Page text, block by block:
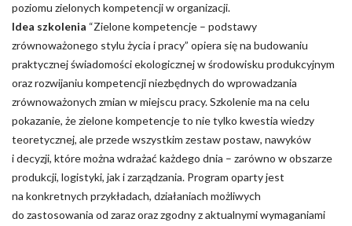
poziomu zielonych kompetencji w organizacji.
Idea szkolenia “Zielone kompetencje – podstawy
zrównoważonego stylu życia i pracy” opiera się na budowaniu
praktycznej świadomości ekologicznej w środowisku produkcyjnym
oraz rozwijaniu kompetencji niezbędnych do wprowadzania
zrównoważonych zmian w miejscu pracy. Szkolenie ma na celu
pokazanie, że zielone kompetencje to nie tylko kwestia wiedzy
teoretycznej, ale przede wszystkim zestaw postaw, nawyków
i decyzji, które można wdrażać każdego dnia – zarówno w obszarze
produkcji, logistyki, jak i zarządzania. Program oparty jest
na konkretnych przykładach, działaniach możliwych
do zastosowania od zaraz oraz zgodny z aktualnymi wymaganiami